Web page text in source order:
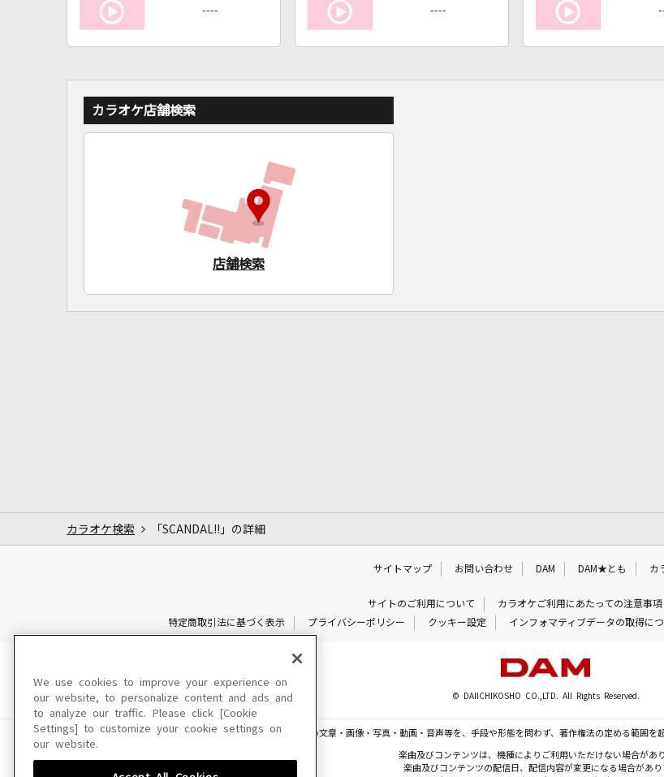
---- ----
カラオケ店舗検索
店舗検索
カラオケ検索 「SCANDAL!!」の詳細
サイトマップ お問い合わせ DAM DAM★とも カ
サイトのご利用について カラオケご利用にあたっての注意事項
特定商取引法に基づく表示
プライバシーポリシー クッキー設定 インフォマティブデータの取得に
© DAIICHIKOSHO CO.,LTD. All Rights Reserved.
このサイトに掲載されている一切の文章・画像・写真・動画・音声等を、手段や形態を問わず、著作権法の定める範囲を
楽曲及びコンテンツは、機種によりご利用いただけない場合があり
楽曲及びコンテンツの配信日、配信内容が変更になる場合があり
We use cookies to improve your experience on
our website, to personalize content and ads and
to analyze our traffic. Please click [Cookie
Settings] to customize your cookie settings on
our website.